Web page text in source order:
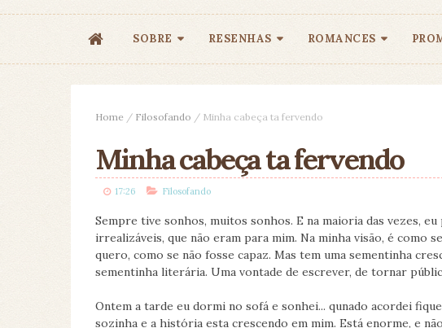
SOBRE RESENHAS ROMANCES
Home / Filosofando / Minha cabeça ta fervendo
Minha cabeça ta fervendo
17:26 Filosofando
Sempre tive sonhos, muitos sonhos. E na maioria das vezes, eu
irrealizáveis, que não eram para mim. Na minha visão, é como
quero, como se não fosse capaz. Mas tem uma sementinha
sementinha literária. Uma vontade de escrever, de tornar
Ontem a tarde eu dormi no sofá e sonhei... qunado acordei
sozinha e a história esta crescendo em mim. Está enorme, e